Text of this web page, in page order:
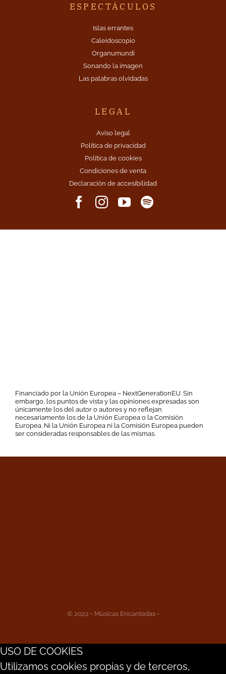
ESPECTÁCULOS
Islas errantes
Caleidoscopio
Organumundi
Sonando la imagen
Las palabras olvidadas
LEGAL
Aviso legal
Política de privacidad
Política de cookies
Condiciones de venta
Declaración de accesibilidad
Financiado por la Unión Europea – NextGenerationEU. Sin
embargo, los puntos de vista y las opiniones expresadas son
únicamente los del autor o autores y no reflejan
necesariamente los de la Unión Europea o la Comisión
Europea. Ni la Unión Europea ni la Comisión Europea pueden
ser consideradas responsables de las mismas.
© 2022 • Músicas Encantadas •
USO DE COOKIES
Utilizamos cookies propias y de terceros,